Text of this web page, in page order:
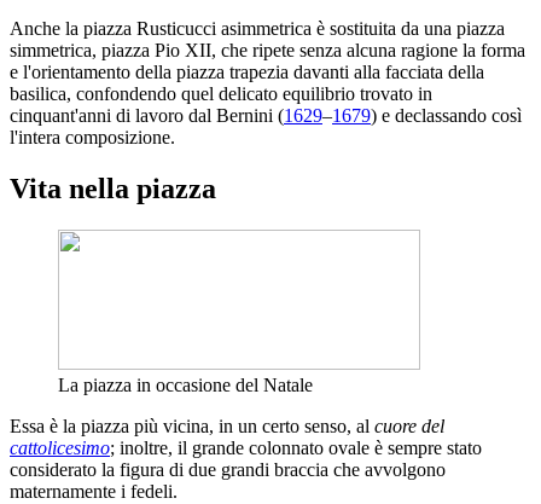
Anche la piazza Rusticucci asimmetrica è sostituita da una piazza
simmetrica, piazza Pio XII, che ripete senza alcuna ragione la forma
e l'orientamento della piazza trapezia davanti alla facciata della
basilica, confondendo quel delicato equilibrio trovato in
cinquant'anni di lavoro dal Bernini (1629–1679) e declassando così
l'intera composizione.
Vita nella piazza
La piazza in occasione del Natale
Essa è la piazza più vicina, in un certo senso, al cuore del
cattolicesimo; inoltre, il grande colonnato ovale è sempre stato
considerato la figura di due grandi braccia che avvolgono
maternamente i fedeli.